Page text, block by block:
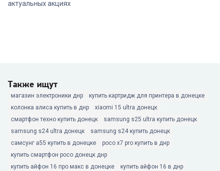
актуальных акциях
Также ищут
магазин электроники днр
купить картридж для принтера в донецке
колонка алиса купить в днр
xiaomi 15 ultra донецк
смартфон техно купить донецк
samsung s25 ultra купить донецк
samsung s24 ultra донецк
samsung s24 купить донецк
самсунг а55 купить в донецке
poco x7 pro купить в днр
купить смартфон poco донецк днр
купить айфон 16 про макс в донецке
купить айфон 16 в днр